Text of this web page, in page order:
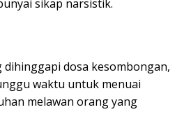
sikap narsistik.
dihinggapi dosa kesombongan,
waktu untuk menuai
melawan orang yang